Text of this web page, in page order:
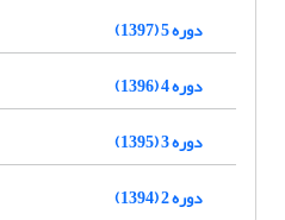
دوره 5 (1397)
دوره 4 (1396)
دوره 3 (1395)
دوره 2 (1394)